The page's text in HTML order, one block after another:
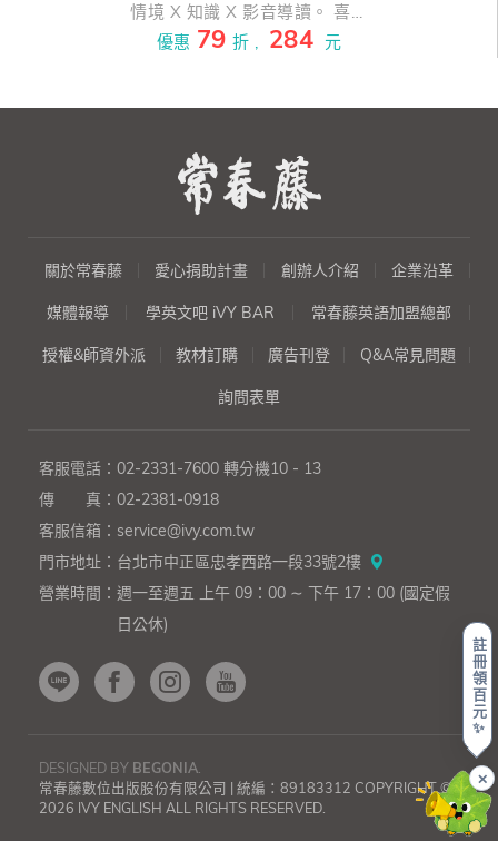
註
冊
領
百
元
✨
✕
上一則 下一則
情境 X 知識 X 影音導讀。 喜、
怒、哀、樂隨興表達，人際關係
發，培養快速掌握人際溝通的技
優惠 79 折 , 284 元
關於常春藤 愛心捐助計畫 創辦人介紹 企業沿革
媒體報導 學英文吧 iVY BAR 常春藤英語加盟總部
授權&師資外派 教材訂購 廣告刊登 Q&A常見問題
詢問表單
客服電話： 02-2331-7600 轉分機10 - 13
傳 真： 02-2381-0918
客服信箱： service@ivy.com.tw
門市地址： 台北市中正區忠孝西路一段33號2樓
營業時間： 週一至週五 上午 09：00 ∼ 下午 17：00 (國定假
日公休)
DESIGNED BY BEGONIA.
常春藤數位出版股份有限公司 | 統編：89183312 COPYRIGHT ©
2026 IVY ENGLISH ALL RIGHTS RESERVED.